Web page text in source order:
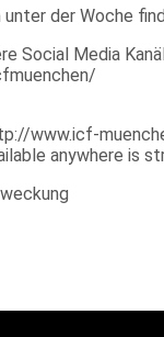
der Woche
Social Media
www.icf-
anywhere is